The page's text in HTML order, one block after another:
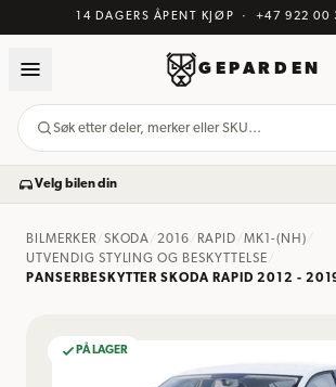
14 DAGERS ÅPENT KJØP · +47 922 00
GEPARDEN
Søk etter deler, merker eller SKU…
Velg bilen din
BILMERKER/ SKODA /2016 RAPID MK1-(NH)
UTVENDIG STYLING OG BESKYTTELSE
PANSERBESKYTTER SKODA RAPID 2012 -
PÅ LAGER